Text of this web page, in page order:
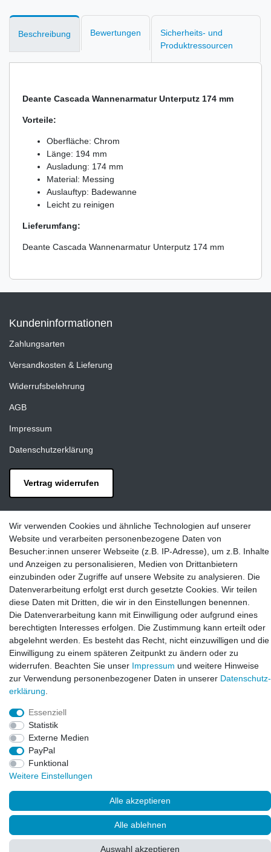
Beschreibung Bewertungen
Sicherheits- und
Produktressourcen
Deante Cascada Wannenarmatur Unterputz 174 mm
Vorteile:
Oberfläche: Chrom
Länge: 194 mm
Ausladung: 174 mm
Material: Messing
Auslauftyp: Badewanne
Leicht zu reinigen
Lieferumfang:
Deante Cascada Wannenarmatur Unterputz 174 mm
Kundeninformationen
Zahlungsarten
Versandkosten & Lieferung
Widerrufsbelehrung
AGB
Impressum
Datenschutzerklärung
Vertrag widerrufen
LAXARA:
Zeppelinstraße 4, 89604 Allmendingen, Deutschland
E-mail:
info@laxara.de
E-mail:
info@bluewater-armaturen.de
Öffnungszeiten:
Mo - Fr 10:00 - 12:00 Uhr
Mo - Fr 13:00 - 15:00 Uhr
© Copyright 2026. LAXARA
Wir verwenden Cookies und ähnliche Technologien auf unserer
Website und verarbeiten personenbezogene Daten von
Besucher:innen unserer Webseite (z.B. IP-Adresse), um z.B. Inhalte
und Anzeigen zu personalisieren, Medien von Drittanbietern
einzubinden oder Zugriffe auf unsere Website zu analysieren. Die
Datenverarbeitung erfolgt erst durch gesetzte Cookies. Wir teilen
diese Daten mit Dritten, die wir in den Einstellungen benennen.
Die Datenverarbeitung kann mit Einwilligung oder aufgrund eines
berechtigten Interesses erfolgen. Die Zustimmung kann erteilt oder
abgelehnt werden. Es besteht das Recht, nicht einzuwilligen und die
Einwilligung zu einem späteren Zeitpunkt zu ändern oder zu
widerrufen. Beachten Sie unser Impressum und weitere Hinweise
zur Verwendung personenbezogener Daten in unserer Daten­schutz­
erklärung
Essenziell
Statistik
Externe Medien
PayPal
Funktional
Weitere Einstellungen
Alle akzeptieren
Alle ablehnen
Auswahl akzeptieren